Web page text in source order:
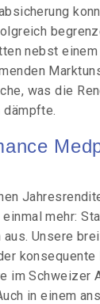
nebst einem
was die
dämpfte.
mehr:
aus. Unsere
konsequente
im Schweizer
in einem